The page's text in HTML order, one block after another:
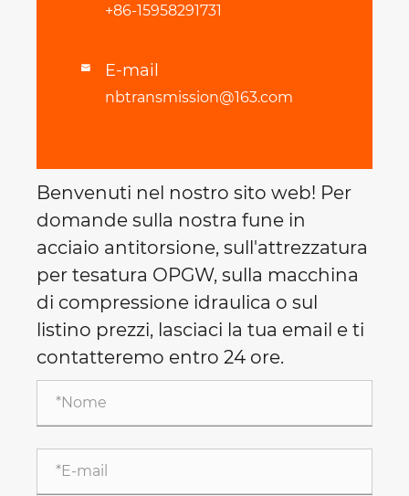
+86-15958291731
 E-mail
nbtransmission@163.com
Benvenuti nel nostro sito web! Per
domande sulla nostra fune in
acciaio antitorsione, sull'attrezzatura
per tesatura OPGW, sulla macchina
di compressione idraulica o sul
listino prezzi, lasciaci la tua email e ti
contatteremo entro 24 ore.